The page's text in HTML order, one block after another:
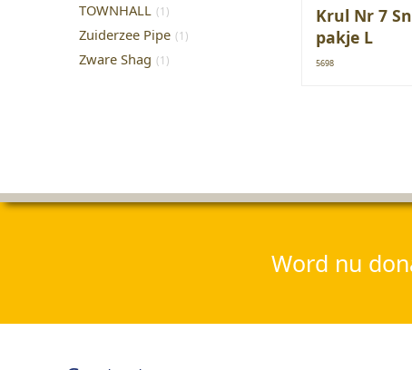
TOWNHALL (1)
Zuiderzee Pipe (1)
Zware Shag (1)
Krul Nr 7
pakje L
5698
Word nu